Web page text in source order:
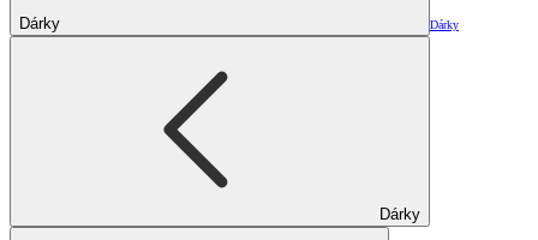
Dárky Dárky
Dárky